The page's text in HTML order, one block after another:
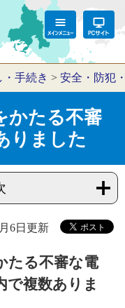
・手続き > 安全・防犯
かたる不審
りました
6日更新
たる不審な電
で複数ありま